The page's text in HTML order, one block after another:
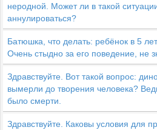
неродной. Может ли в такой
аннулироваться?
Батюшка, что делать: ребёнок в 5
Очень стыдно за его поведение, не
Здравствуйте. Вот такой вопрос:
вымерли до творения человека?
было смерти.
Здравствуйте. Каковы условия для